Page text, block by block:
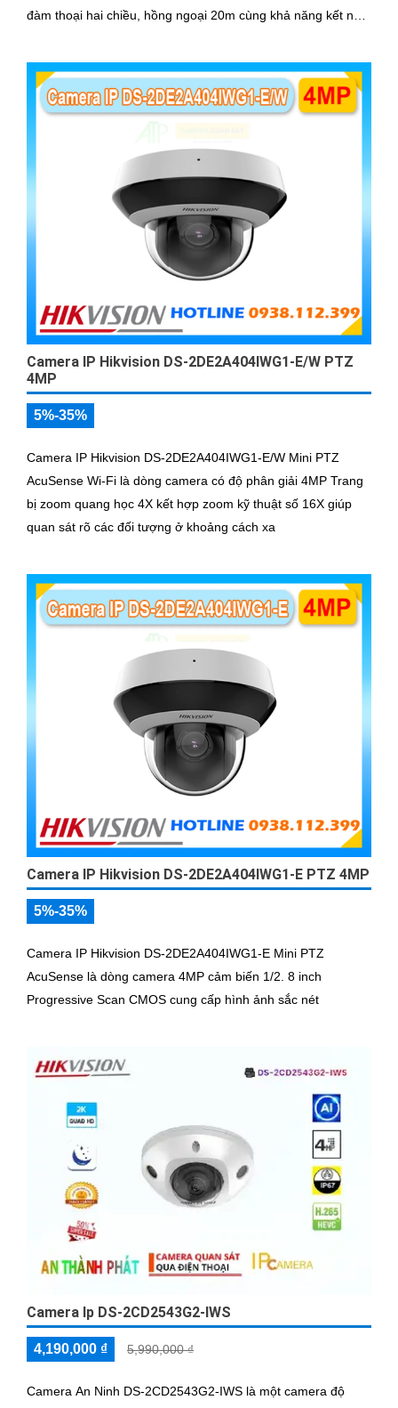
đàm thoại hai chiều, hồng ngoại 20m cùng khả năng kết nối
Camera IP Hikvision DS-2DE2A404IWG1-E/W PTZ
4MP
5%-35%
Camera IP Hikvision DS-2DE2A404IWG1-E/W Mini PTZ
AcuSense Wi-Fi là dòng camera có độ phân giải 4MP Trang
bị zoom quang học 4X kết hợp zoom kỹ thuật số 16X giúp
quan sát rõ các đối tượng ở khoảng cách xa
Camera IP Hikvision DS-2DE2A404IWG1-E PTZ 4MP
5%-35%
Camera IP Hikvision DS-2DE2A404IWG1-E Mini PTZ
AcuSense là dòng camera 4MP cảm biến 1/2. 8 inch
Progressive Scan CMOS cung cấp hình ảnh sắc nét
Camera Ip DS-2CD2543G2-IWS
4,190,000 ₫ 5,990,000 ₫
Camera An Ninh DS-2CD2543G2-IWS là một camera độ